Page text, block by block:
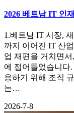
2026 베트남 IT 인
1.베트남 IT 시장,
까지 이어진 IT 산
업 재편을 거치면
에 접어들었습니다
응하기 위해 조직
는…
2026-7-8